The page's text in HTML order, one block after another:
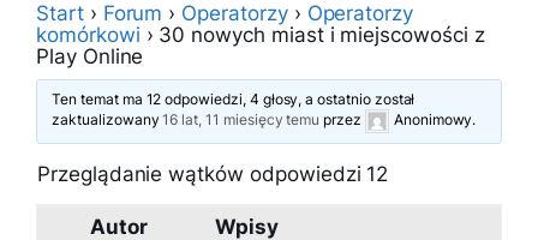
Start › Forum › Operatorzy › Operatorzy
komórkowi › 30 nowych miast i miejscowości z
Play Online
Ten temat ma 12 odpowiedzi, 4 głosy, a ostatnio został
zaktualizowany16 lat, 11 miesięcy temu przez Anonimowy.
Przeglądanie wątków odpowiedzi 12
Autor
Wpisy